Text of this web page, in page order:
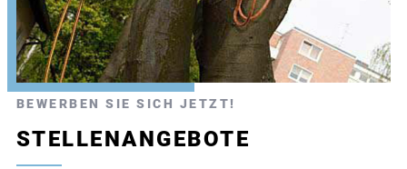
BEWERBEN SIE SICH JETZT!
STELLENANGEBOTE